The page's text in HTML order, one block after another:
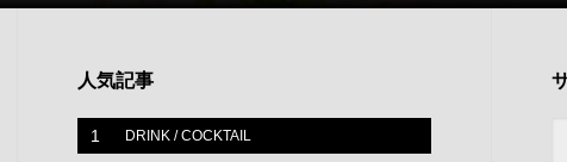
人気記事
1 DRINK / COCKTAIL